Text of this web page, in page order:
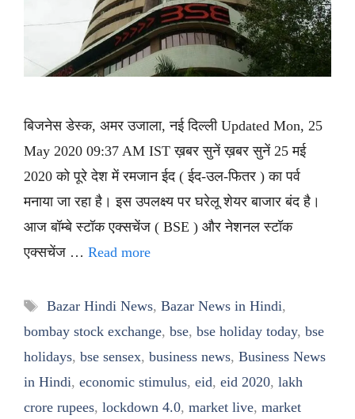
बिजनेस डेस्क, अमर उजाला, नई दिल्ली Updated Mon, 25
May 2020 09:37 AM IST ख़बर सुनें ख़बर सुनें 25 मई
2020 को पूरे देश में रमजान ईद ( ईद-उल-फितर ) का पर्व
मनाया जा रहा है। इस उपलक्ष्य पर घरेलू शेयर बाजार बंद है।
आज बॉम्बे स्टॉक एक्सचेंज ( BSE ) और नेशनल स्टॉक
एक्सचेंज … Read more
Tags
Bazar Hindi News, Bazar News in Hindi,
bombay stock exchange, bse, bse holiday today, bse
holidays, bse sensex, business news, Business News
in Hindi, economic stimulus, eid, eid 2020, lakh
crore rupees, lockdown 4.0, market live, market